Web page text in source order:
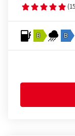
B B